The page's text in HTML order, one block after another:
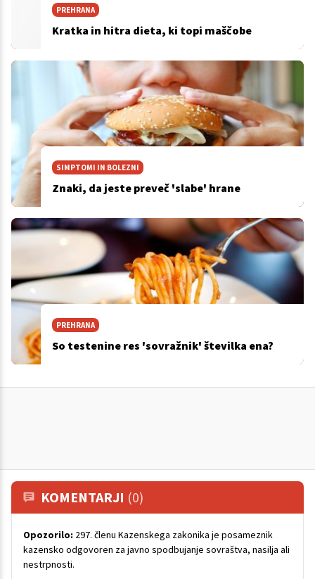
PREHRANA
Kratka in hitra dieta, ki topi maščobe
SIMPTOMI IN BOLEZNI
Znaki, da jeste preveč 'slabe' hrane
PREHRANA
So testenine res 'sovražnik' številka ena?
KOMENTARJI (0)
Opozorilo: 297. členu Kazenskega zakonika je posameznik
kazensko odgovoren za javno spodbujanje sovraštva, nasilja ali
nestrpnosti.